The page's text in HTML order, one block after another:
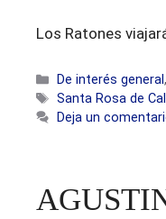
Los Ratones
Categorías
De interés general,
Etiquetas
Santa Rosa de
Deja un